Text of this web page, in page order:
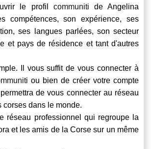
le profil communiti de Angelina
compétences, son expérience, ses
ses langues parlées, son secteur
et pays de résidence et tant d'autres
Il vous suffit de vous connecter à
ou bien de créer votre compte
de vous connecter au réseau
corses dans le monde.
réseau professionnel qui regroupe la
et les amis de la Corse sur un même